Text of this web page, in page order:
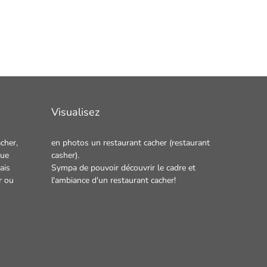
ou
Visualisez
en photos un restaurant cacher (restaurant
casher).
Sympa de pouvoir découvrir le cadre et
l'ambiance d'un restaurant cacher!